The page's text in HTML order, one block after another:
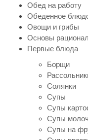
Обед на работу
Обеденное
Овощи и грибы
Основы
Первые блюда
Борщи
Солянки
Супы
Супы
Супы
Супы на